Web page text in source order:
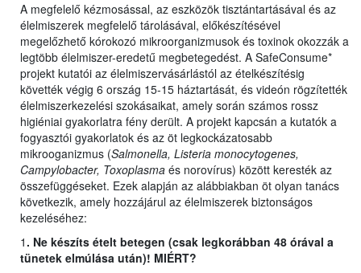
A megfelelő kézmosással, az eszközök tisztántartásával és az
élelmiszerek megfelelő tárolásával, előkészítésével
megelőzhető kórokozó mikroorganizmusok és toxinok okozzák a
legtöbb élelmiszer-eredetű megbetegedést. A SafeConsume*
projekt kutatói az élelmiszervásárlástól az ételkészítésig
követték végig 6 ország 15-15 háztartását, és videón rögzítették
élelmiszerkezelési szokásaikat, amely során számos rossz
higiéniai gyakorlatra fény derült. A projekt kapcsán a kutatók a
fogyasztói gyakorlatok és az öt legkockázatosabb
mikrooganizmus (Salmonella, Listeria monocytogenes,
Campylobacter, Toxoplasma és norovírus) között keresték az
összefüggéseket. Ezek alapján az alábbiakban öt olyan tanács
következik, amely hozzájárul az élelmiszerek biztonságos
kezeléséhez:
1. Ne készíts ételt betegen (csak legkorábban 48 órával a
tünetek elmúlása után)! MIÉRT?